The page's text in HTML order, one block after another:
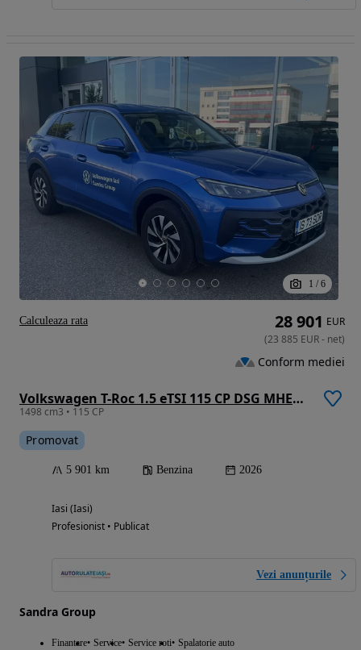
1 / 6
Volkswagen T-Roc 1.5 eTSI 115 CP DSG MHEV Life
1498 cm3 • 115 CP
Promovat
5 901 km Benzina 2026
Iasi (Iasi)
Profesionist • Publicat
Vezi anunțurile
Sandra Group
Finantare Service Service roti Spalatorie auto
28 901 EUR
(23 885 EUR- net)
Conform mediei
Calculeaza rata